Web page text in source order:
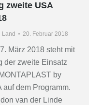
zweite USA
Land 20. Februar 2018
März 2018 steht mit
der zweite Einsatz
by
auf dem Programm.
van der Linde